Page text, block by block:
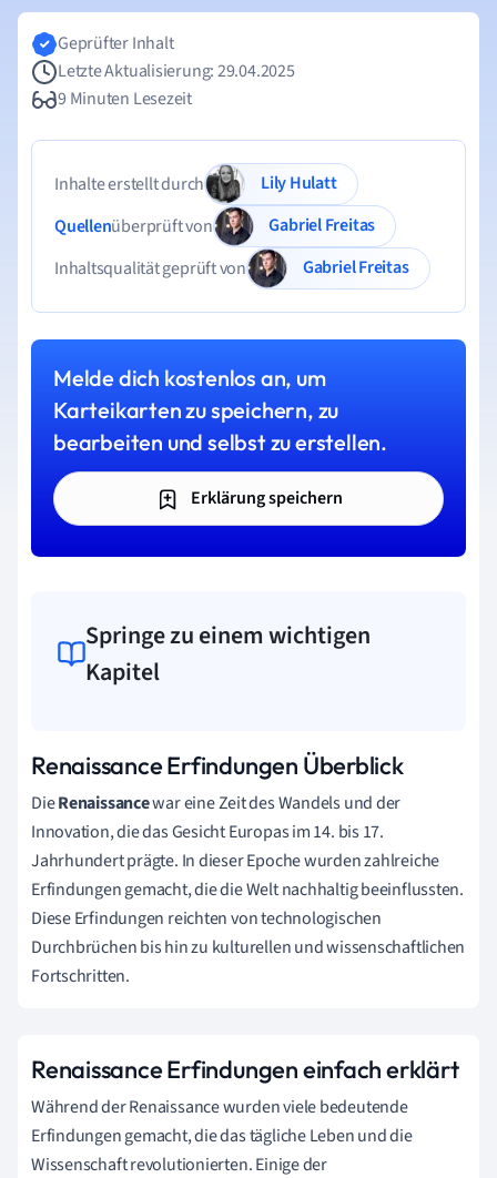
Geprüfter Inhalt
Letzte Aktualisierung: 29.04.2025
9 Minuten Lesezeit
Inhalte erstellt durch
Lily Hulatt
Quellenüberprüft von
Gabriel Freitas
Inhaltsqualität geprüft von
Gabriel Freitas
Melde dich kostenlos an, um
Karteikarten zu speichern, zu
bearbeiten und selbst zu erstellen.
Erklärung speichern
Springe zu einem wichtigen
Kapitel
Renaissance Erfindungen Überblick
DieRenaissancewar eine Zeit des Wandels und der
Innovation, die das Gesicht Europas im 14. bis 17.
Jahrhundert prägte. In dieser Epoche wurden zahlreiche
Erfindungen gemacht, die die Welt nachhaltig beeinflussten.
Diese Erfindungen reichten von technologischen
Durchbrüchen bis hin zu kulturellen und wissenschaftlichen
Fortschritten.
Renaissance Erfindungen einfach erklärt
Während der Renaissance wurden viele bedeutende
Erfindungen gemacht, die das tägliche Leben und die
Wissenschaft revolutionierten. Einige der